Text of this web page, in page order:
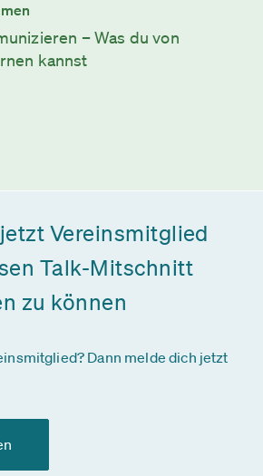
– Was du von
kannst
Vereinsmitglied
Talk-Mitschnitt
zu können
Dann melde dich jetzt